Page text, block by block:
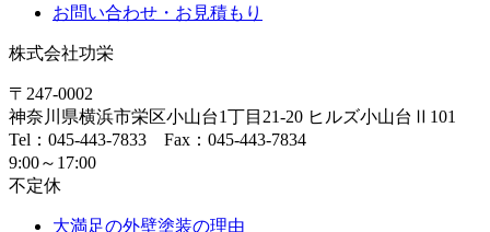
お問い合わせ・お見積もり
株式会社功栄
〒247-0002
神奈川県横浜市栄区小山台1丁目21-20 ヒルズ小山台Ⅱ101
Tel：045-443-7833 Fax：045-443-7834
9:00～17:00
不定休
大満足の外壁塗装の理由